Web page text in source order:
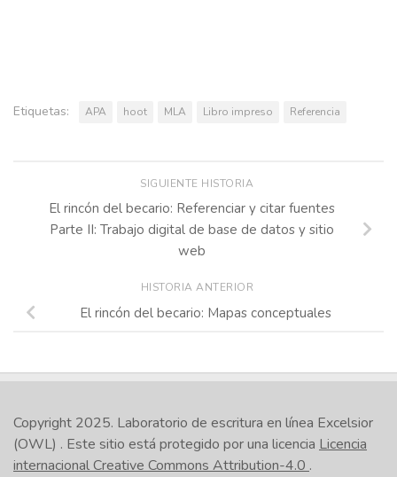
Etiquetas: APA hoot MLA Libro impreso Referencia
SIGUIENTE HISTORIA
El rincón del becario: Referenciar y citar fuentes
Parte II: Trabajo digital de base de datos y sitio
web
HISTORIA ANTERIOR
El rincón del becario: Mapas conceptuales
Copyright 2025. Laboratorio de escritura en línea Excelsior
(OWL) . Este sitio está protegido por una licencia Licencia
internacional Creative Commons Attribution-4.0 .